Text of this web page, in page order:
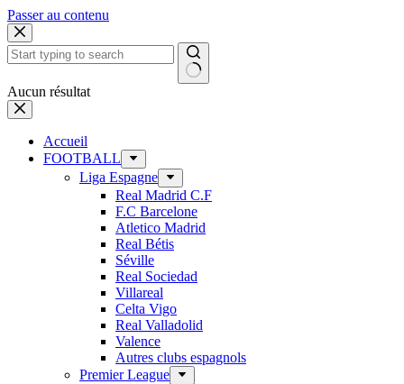
Passer au contenu
Aucun résultat
Accueil
FOOTBALL
Liga Espagne
Real Madrid C.F
F.C Barcelone
Atletico Madrid
Real Bétis
Séville
Real Sociedad
Villareal
Celta Vigo
Real Valladolid
Valence
Autres clubs espagnols
Premier League